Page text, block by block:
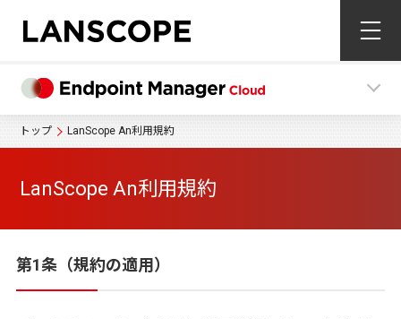
トップ LanScope An利用規約
LanScope An利用規約
第1条（規約の適用）